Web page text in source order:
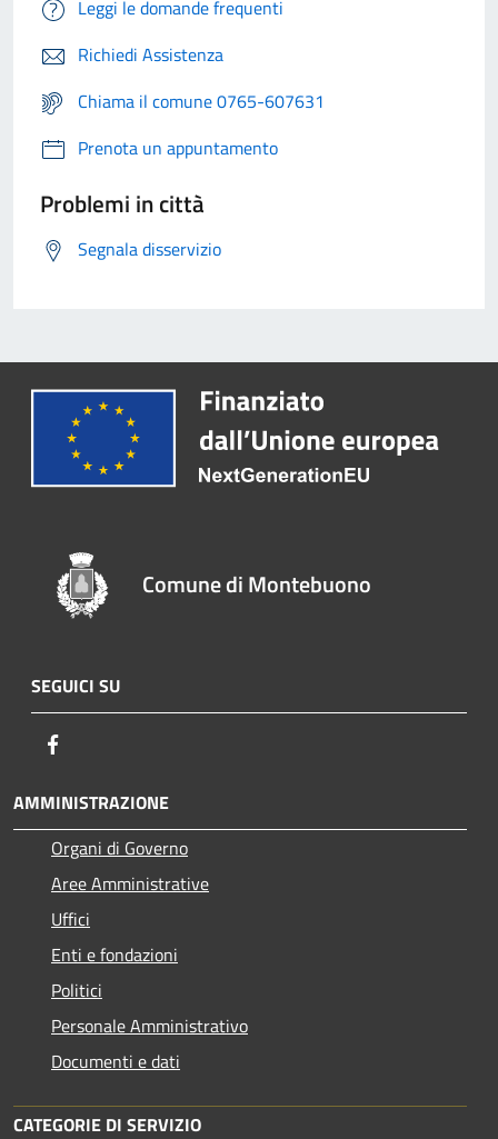
Leggi le domande frequenti
Richiedi Assistenza
Chiama il comune 0765-607631
Prenota un appuntamento
Problemi in città
Segnala disservizio
Comune di Montebuono
SEGUICI SU
AMMINISTRAZIONE
Organi di Governo
Aree Amministrative
Uffici
Enti e fondazioni
Politici
Personale Amministrativo
Documenti e dati
CATEGORIE DI SERVIZIO